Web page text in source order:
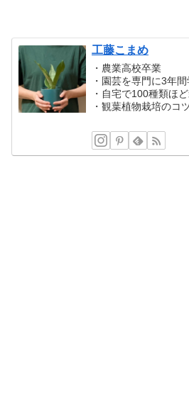
工藤こまめ
・農業高校卒業
・園芸を専門に3年
・自宅で100種類ほ
・観葉植物栽培のコ